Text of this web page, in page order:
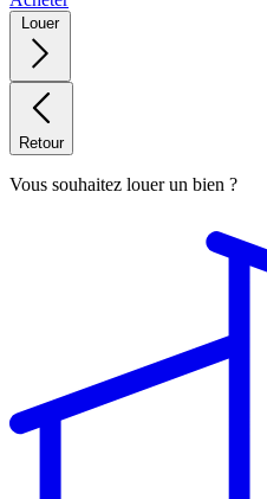
Louer
Retour
Vous souhaitez louer un bien ?